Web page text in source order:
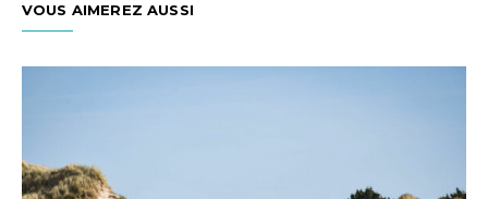
VOUS AIMEREZ AUSSI